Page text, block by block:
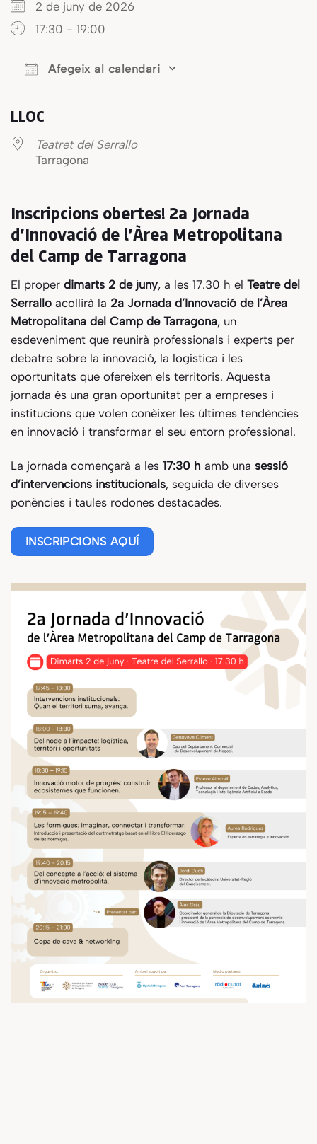
2 de juny de 2026
17:30 - 19:00
Afegeix al calendari
LLOC
Teatret del Serrallo
Tarragona
Inscripcions obertes! 2a Jornada
d’Innovació de l’Àrea Metropolitana
del Camp de Tarragona
El proper dimarts 2 de juny, a les 17.30 h el Teatre del
Serrallo acollirà la 2a Jornada d’Innovació de l’Àrea
Metropolitana del Camp de Tarragona, un
esdeveniment que reunirà professionals i experts per
debatre sobre la innovació, la logística i les
oportunitats que ofereixen els territoris. Aquesta
jornada és una gran oportunitat per a empreses i
institucions que volen conèixer les últimes tendències
en innovació i transformar el seu entorn professional.
La jornada començarà a les 17:30 h amb una sessió
d’intervencions institucionals, seguida de diverses
ponències i taules rodones destacades.
INSCRIPCIONS AQUÍ